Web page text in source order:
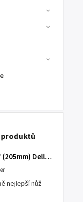
produktů
Nůž šéfkuchaře Chef 8" (205mm) Dellinger TOIVO - Professional Damascus
nejlepší nůž